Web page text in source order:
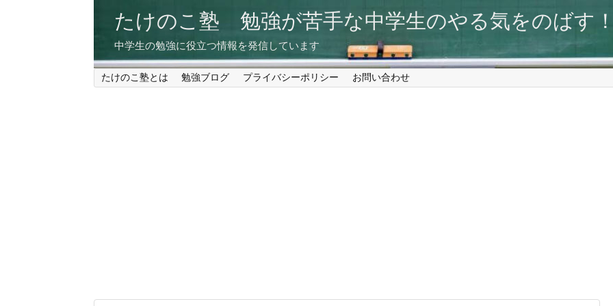
たけのこ塾 勉強が苦手な中学生のやる気をのば
中学生の勉強に役立つ情報を発信しています
たけのこ塾とは 勉強ブログ プライバシーポリシー お問い合わせ